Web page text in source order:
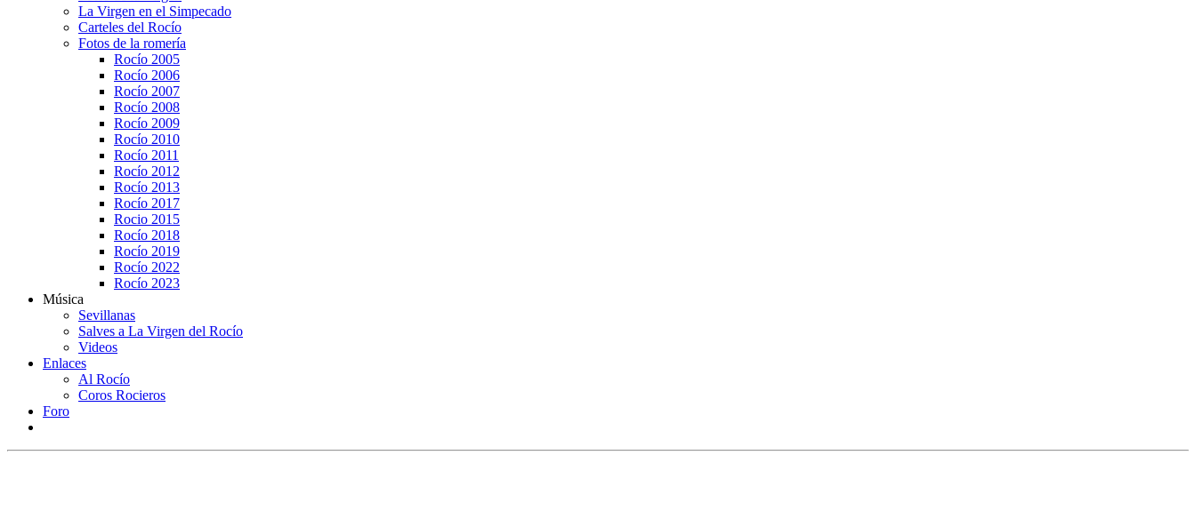
La Virgen en el Simpecado
Carteles del Rocío
Fotos de la romería
Rocío 2005
Rocío 2006
Rocío 2007
Rocío 2008
Rocío 2009
Rocío 2010
Rocío 2011
Rocío 2012
Rocío 2013
Rocío 2017
Rocio 2015
Rocío 2018
Rocío 2019
Rocío 2022
Rocío 2023
Música
Sevillanas
Salves a La Virgen del Rocío
Videos
Enlaces
Al Rocío
Coros Rocieros
Foro